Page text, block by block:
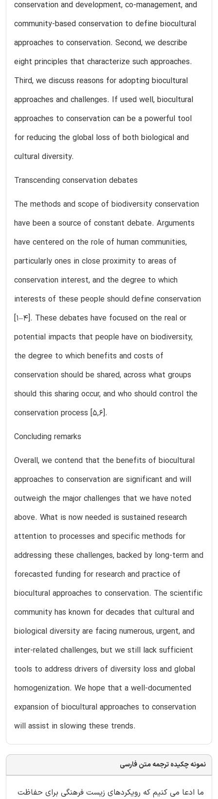
conservation and development, co-management, and
community-based conservation to define biocultural
approaches to conservation. Second, we describe
eight principles that characterize such approaches.
Third, we discuss reasons for adopting biocultural
approaches and challenges. If used well, biocultural
approaches to conservation can be a powerful tool
for reducing the global loss of both biological and
cultural diversity.
Transcending conservation debates
The methods and scope of biodiversity conservation
have been a source of constant debate. Arguments
have centered on the role of human communities,
particularly ones in close proximity to areas of
conservation interest, and the degree to which
interests of these people should define conservation
[1–4]. These debates have focused on the real or
potential impacts that people have on biodiversity,
the degree to which benefits and costs of
conservation should be shared, across what groups
should this sharing occur, and who should control the
conservation process [5,6].
Concluding remarks
Overall, we contend that the benefits of biocultural
approaches to conservation are significant and will
outweigh the major challenges that we have noted
above. What is now needed is sustained research
attention to processes and specific methods for
addressing these challenges, backed by long-term and
forecasted funding for research and practice of
biocultural approaches to conservation. The scientific
community has known for decades that cultural and
biological diversity are facing numerous, urgent, and
inter-related challenges, but we still lack sufficient
tools to address drivers of diversity loss and global
homogenization. We hope that a well-documented
expansion of biocultural approaches to conservation
will assist in slowing these trends.
نمونه چکیده ترجمه متن فارسی
ما ادعا می کنیم که رویکردهای زیست فرهنگی برای حفاظت